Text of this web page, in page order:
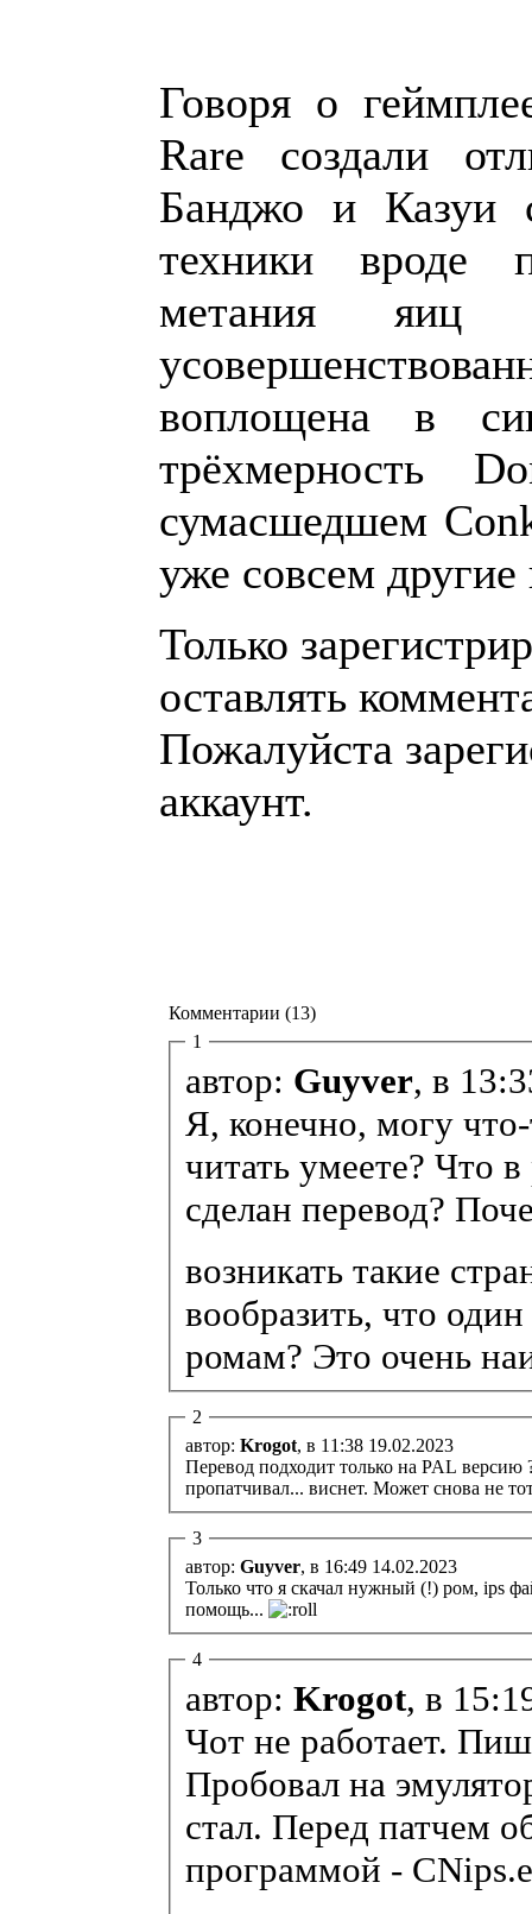
Говоря о
Rare создали
Банджо и Казуи
техники вроде
метания
воплощена в
трёхмерность
сумасшедшем
уже совсем другие
Только
оставлять
Пожалуйста
аккаунт.
Комментарии (13)
1
автор: Guyver, в
Я, конечно, могу
читать умеете? Что
сделан перевод?
возникать такие
вообразить, что
ромам? Это очень
2
автор: Krogot, в 11:38 19.02.2023
Перевод подходит только на PAL
пропатчивал... виснет. Может снова не
3
автор: Guyver, в 16:49 14.02.2023
Только что я скачал нужный (!) ром, ips
помощь...
4
автор: Krogot, в
Чот не работает.
Пробовал на
стал. Перед патчем
программой -